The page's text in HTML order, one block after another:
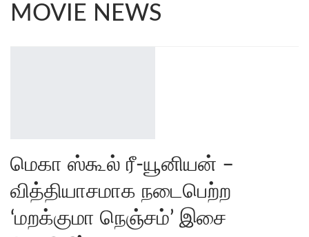
MOVIE NEWS
மெகா ஸ்கூல் ரீ-யூனியன் –
வித்தியாசமாக நடைபெற்ற
‘மறக்குமா நெஞ்சம்’ இசை